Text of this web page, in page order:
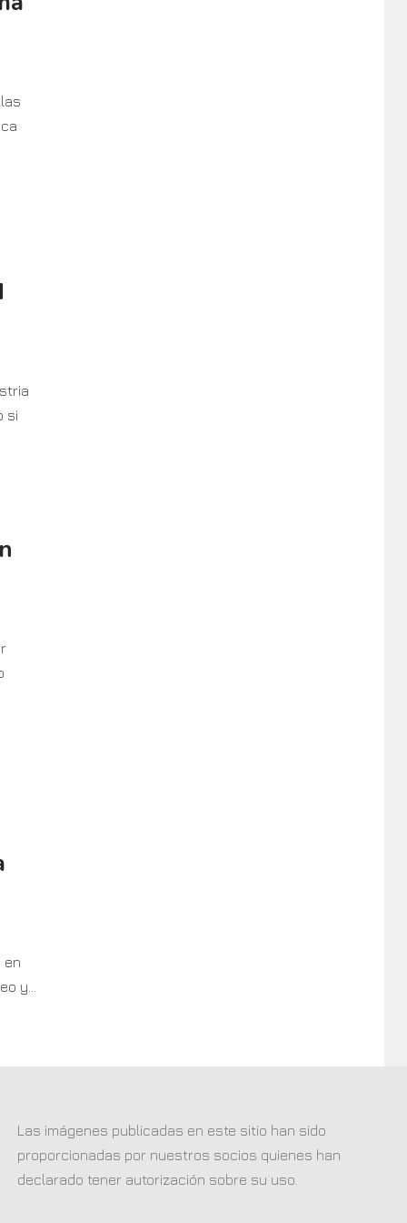
si
en
y...